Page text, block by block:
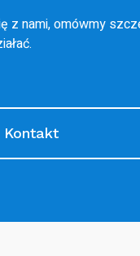
z nami, omówmy
Kontakt